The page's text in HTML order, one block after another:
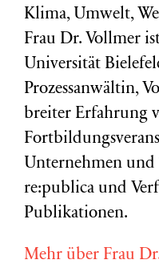
Klima, Umwelt,
Frau Dr. Vollmer
Universität
Prozessanwältin,
breiter Erfahrung
Unternehmen und
re:publica und
Publikationen.
Mehr über Frau